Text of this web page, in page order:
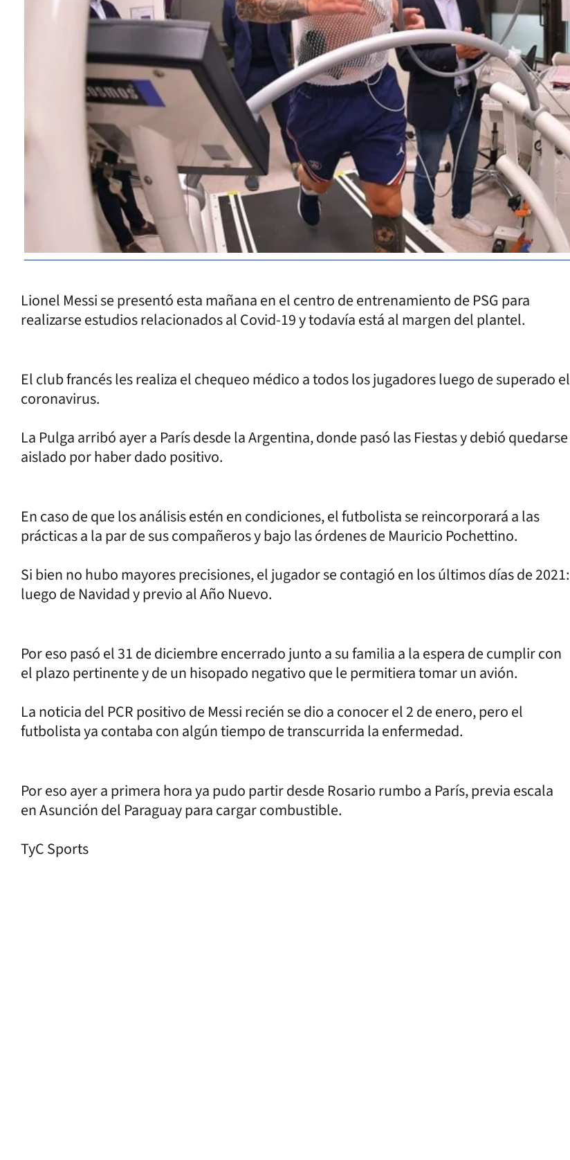
Lionel Messi se presentó esta mañana en el centro de entrenamiento de PSG para
realizarse estudios relacionados al Covid-19 y todavía está al margen del plantel.
El club francés les realiza el chequeo médico a todos los jugadores luego de superado el
coronavirus.
La Pulga arribó ayer a París desde la Argentina, donde pasó las Fiestas y debió quedarse
aislado por haber dado positivo.
En caso de que los análisis estén en condiciones, el futbolista se reincorporará a las
prácticas a la par de sus compañeros y bajo las órdenes de Mauricio Pochettino.
Si bien no hubo mayores precisiones, el jugador se contagió en los últimos días de 2021:
luego de Navidad y previo al Año Nuevo.
Por eso pasó el 31 de diciembre encerrado junto a su familia a la espera de cumplir con
el plazo pertinente y de un hisopado negativo que le permitiera tomar un avión.
La noticia del PCR positivo de Messi recién se dio a conocer el 2 de enero, pero el
futbolista ya contaba con algún tiempo de transcurrida la enfermedad.
Por eso ayer a primera hora ya pudo partir desde Rosario rumbo a París, previa escala
en Asunción del Paraguay para cargar combustible.
TyC Sports